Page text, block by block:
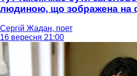
людиною, що зображена на
Сергій Жадан, поет
16 вересня 21:00